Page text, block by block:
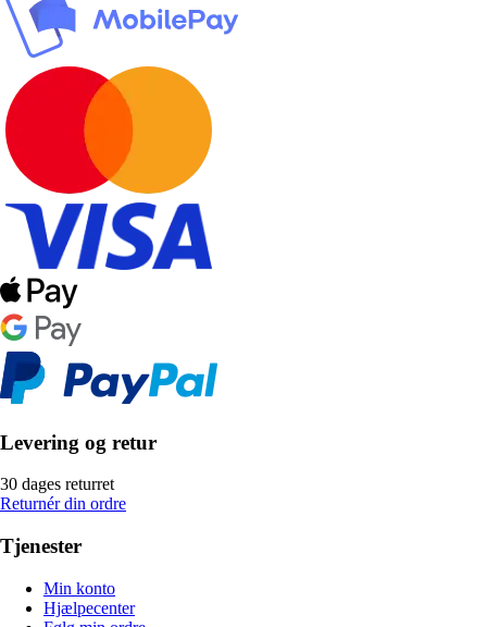
Levering og retur
30 dages returret
Returnér din ordre
Tjenester
Min konto
Hjælpecenter